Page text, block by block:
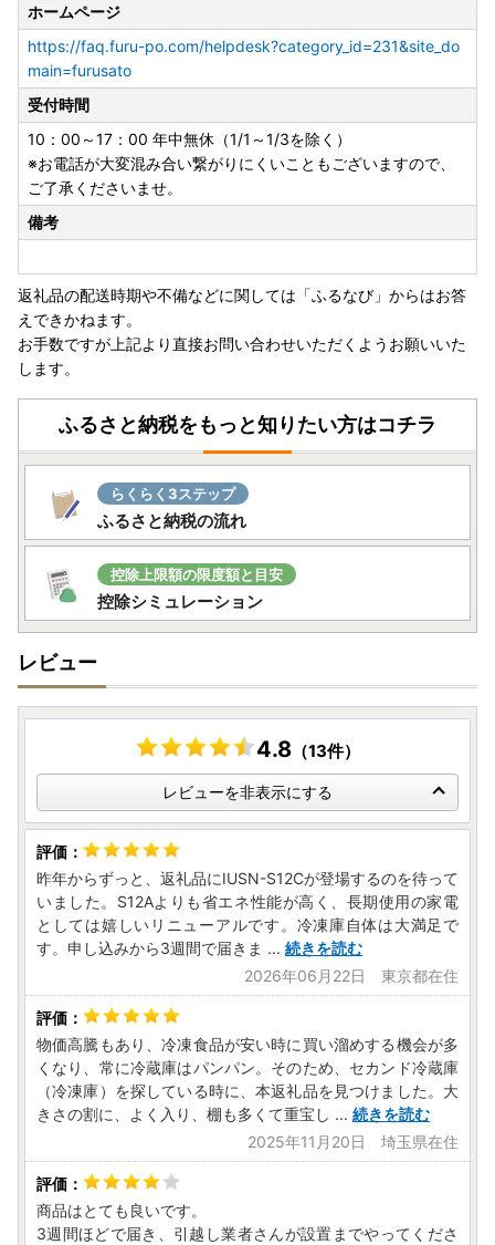
JTBふるさと納税コールセンターまでお電話にてご連絡いた
だけますようお願いいたします。
（ご希望にそえない場合はご了承くださいませ）
◆アイリスオーヤマ製品について◆
※「組み立て不要」の記載がないものは、お客様組み立てと
なっております。（工具は入っておりません）
※メーカー保証は、アイリスオーヤマの規定に準じます。
（詳細はアイリスオーヤマ公式HP内「お客様サポート・お
問合せ」で検索ください）
明書を保管ください。
※保証期間の開始日は、返礼品のお届け日から対象といたし
ます。
※保証適用外品もありますことご承知おきください。
※未開封・未使用であっても、メーカー保証の期間は変わり
ません
保証期間内に故障や不具合が生じた場合は、保証規定にした
がって修理や交換等の方法でご対応となりますので、アイリ
同梱されている保証書に記載の連絡先までお問い合わせくだ
さい。
～問い合わせについて～
JTBふるさと納税コールセンター
お問い合わせフォーム：https://faq.furu-po.com/helpdes
k?category_id=231&site_domain=furusato
営業時間：10：00～17：00（1/1～1/3を除く）
商品不具合などのお問い合わせも、こちらのお問い合わせ先
レビューへの書き込みでは対応できませんのでご了承願いま
す
ホームページ
https://faq.furu-po.com/helpdesk?category_id=231&site_do
main=furusato
受付時間
10：00～17：00 年中無休（1/1～1/3を除く）
※お電話が大変混み合い繋がりにくいこともございますので、
ご了承くださいませ。
備考
返礼品の配送時期や不備などに関しては「ふるなび」からはお答
えできかねます。
お手数ですが上記より直接お問い合わせいただくようお願いいた
します。
ふるさと納税をもっと知りたい方はコチラ
らくらく3ステップ
ふるさと納税の流れ
控除上限額の限度額と目安
控除シミュレーション
レビュー
4.8（13件）
レビューを非表示にする
昨年からずっと、返礼品にIUSN-S12Cが登場するのを待って
いました。S12Aよりも省エネ性能が高く、長期使用の家電
としては嬉しいリニューアルです。冷凍庫自体は大満足で
す。申し込みから3週間で届きま ... 続きを読む
2026年06月22日 東京都在住
物価高騰もあり、冷凍食品が安い時に買い溜めする機会が多
くなり、常に冷蔵庫はパンパン。そのため、セカンド冷蔵庫
（冷凍庫）を探している時に、本返礼品を見つけました。大
きさの割に、よく入り、棚も多くて重宝し ... 続きを読む
2025年11月20日 埼玉県在住
商品はとても良いです。
3週間ほどで届き、引越し業者さんが設置までやってくださ